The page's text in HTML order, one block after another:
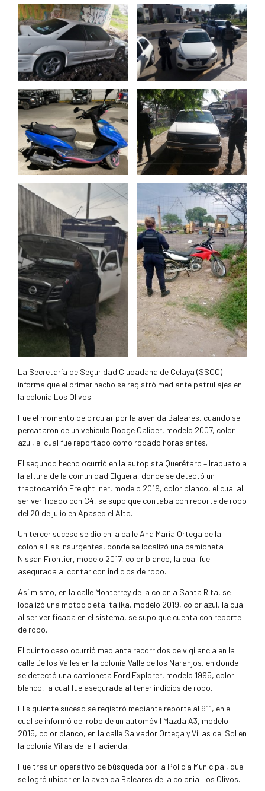
La Secretaría de Seguridad Ciudadana de Celaya (SSCC)
informa que el primer hecho se registró mediante patrullajes en
la colonia Los Olivos.
Fue el momento de circular por la avenida Baleares, cuando se
percataron de un vehículo Dodge Caliber, modelo 2007, color
azul, el cual fue reportado como robado horas antes.
El segundo hecho ocurrió en la autopista Querétaro – Irapuato a
la altura de la comunidad Elguera, donde se detectó un
tractocamión Freightliner, modelo 2019, color blanco, el cual al
ser verificado con C4, se supo que contaba con reporte de robo
del 20 de julio en Apaseo el Alto.
Un tercer suceso se dio en la calle Ana María Ortega de la
colonia Las Insurgentes, donde se localizó una camioneta
Nissan Frontier, modelo 2017, color blanco, la cual fue
asegurada al contar con indicios de robo.
Así mismo, en la calle Monterrey de la colonia Santa Rita, se
localizó una motocicleta Italika, modelo 2019, color azul, la cual
al ser verificada en el sistema, se supo que cuenta con reporte
de robo.
El quinto caso ocurrió mediante recorridos de vigilancia en la
calle De los Valles en la colonia Valle de los Naranjos, en donde
se detectó una camioneta Ford Explorer, modelo 1995, color
blanco, la cual fue asegurada al tener indicios de robo.
El siguiente suceso se registró mediante reporte al 911, en el
cual se informó del robo de un automóvil Mazda A3, modelo
2015, color blanco, en la calle Salvador Ortega y Villas del Sol en
la colonia Villas de la Hacienda,
Fue tras un operativo de búsqueda por la Policía Municipal, que
se logró ubicar en la avenida Baleares de la colonia Los Olivos.